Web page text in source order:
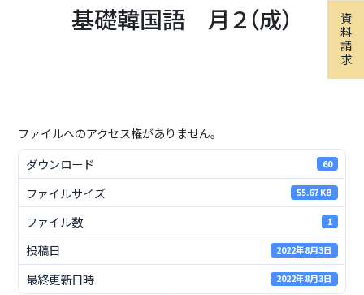
資
料
請
求
基礎韓国語 月２（成）
ファイルへのアクセス権がありません。
ダウンロード
60
ファイルサイズ 55.67 KB
ファイル数 1
投稿日 2022年8月3日
最終更新日時 2022年8月3日